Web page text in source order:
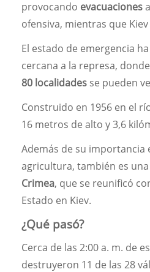
provocando evacuaciones
ofensiva, mientras que Kiev
El estado de emergencia
cercana a la represa,
80 localidades se pueden
Construido en 1956 en el
16 metros de alto y 3,6
Además de su importancia
agricultura, también es
Crimea, que se reunificó
Estado en Kiev.
¿Qué pasó?
Cerca de las 2:00 a. m. de
destruyeron 11 de las 28